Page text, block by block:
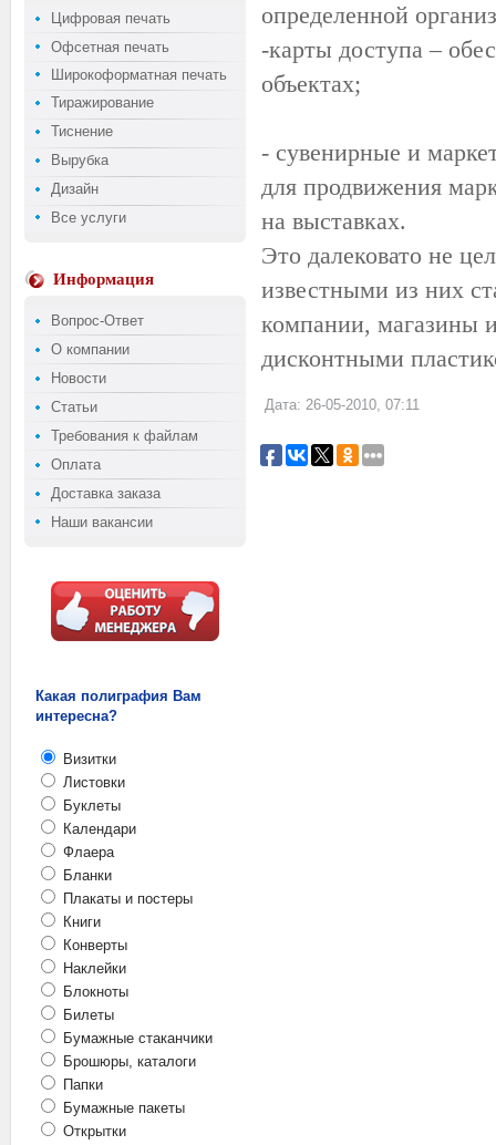
Цифровая печать
Офсетная печать
Широкоформатная печать
Тиражирование
Тиснение
Вырубка
Дизайн
Все услуги
Информация
Вопрос-Ответ
О компании
Новости
Статьи
Требования к файлам
Оплата
Доставка заказа
Наши вакансии
Какая полиграфия Вам
интересна?
Визитки
Листовки
Буклеты
Календари
Флаера
Бланки
Плакаты и постеры
Книги
Конверты
Наклейки
Блокноты
Билеты
Бумажные стаканчики
Брошюры, каталоги
Папки
Бумажные пакеты
Открытки
определенной
-карты доступа –
объектах;
- сувенирные и
для продвижения
на выставках.
Это далековато не
известными из них
компании, магазины
дисконтными
Дата: 26-05-2010, 07:11